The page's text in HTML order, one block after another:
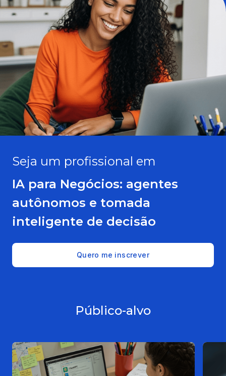
Seja um profissional em
IA para Negócios: agentes
autônomos e tomada
inteligente de decisão
Quero me inscrever
Público-alvo